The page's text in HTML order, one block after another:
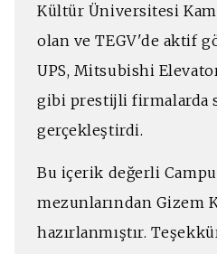
Kültür Üniversitesi
olan ve TEGV'de aktif
UPS, Mitsubishi
gibi prestijli firmalarda
gerçekleştirdi.
Bu içerik değerli
mezunlarından Gizem
hazırlanmıştır.